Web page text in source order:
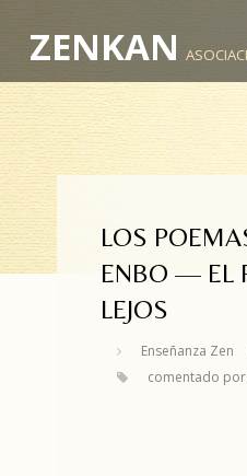
ZENKAN
LOS
ENBO — EL
LEJOS
Enseñanza Zen
comentado